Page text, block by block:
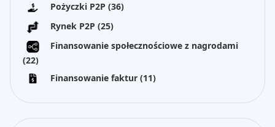
Pożyczki P2P (36)
Rynek P2P (25)
Finansowanie społecznościowe z nagrodami
(22)
Finansowanie faktur (11)